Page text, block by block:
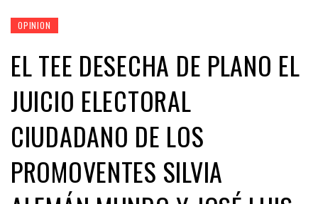
OPINION
EL TEE DESECHA DE PLANO EL
JUICIO ELECTORAL
CIUDADANO DE LOS
PROMOVENTES SILVIA